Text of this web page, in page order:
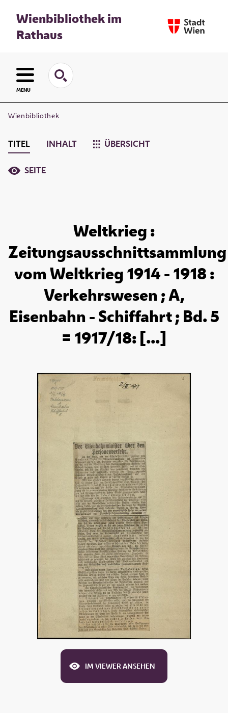
Wienbibliothek im
Rathaus
MENU
Wienbibliothek
TITEL INHALT ÜBERSICHT
SEITE
Weltkrieg :
Zeitungsausschnittsammlung
vom Weltkrieg 1914 - 1918 :
Verkehrswesen ; A,
Eisenbahn - Schiffahrt ; Bd. 5
= 1917/18: [...]
IM VIEWER ANSEHEN